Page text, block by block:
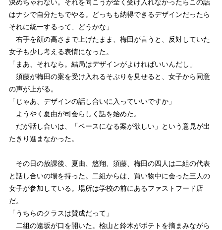
決めちゃわない。それを向こうが全く受け入れなかったらこの話
はナシで自分たちでやる。どっちも納得できるデザインだったら
それに統一するって、どうかな」
右手を顔の高さまで上げたまま、梅田が言うと、反対していた
女子も少し考える表情になった。
「まあ、それなら。結局はデザインがよければいいんだし」
須藤が梅田の案を受け入れるそぶりを見せると、女子から同意
の声が上がる。
「じゃあ、デザインの話し合いに入っていいですか」
ようやく夏由が司会らしく話を始めた。
だが話し合いは、「ベースになる案が欲しい」という意見が出
たきり進まなかった。
その日の放課後、夏由、悠翔、須藤、梅田の四人は二組の代表
と話し合いの場を持った。二組からは、買い物中に会った三人の
女子が参加している。場所は学校の前にあるファストフード店
だ。
「うちらのクラスは賛成だって」
二組の遠坂が口を開いた。桧山と鈴木がポテトを摘まみながら